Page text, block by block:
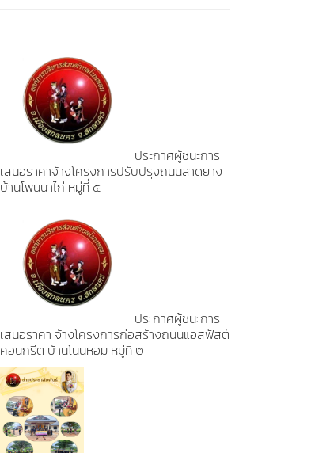
ประกาศผู้ชนะการ
เสนอราคาจ้างโครงการปรับปรุงถนนลาดยาง
บ้านโพนนาไก่ หมู่ที่ ๕
ประกาศผู้ชนะการ
เสนอราคา จ้างโครงการก่อสร้างถนนแอสฟัสต์
คอนกรีต บ้านโนนหอม หมู่ที่ ๒